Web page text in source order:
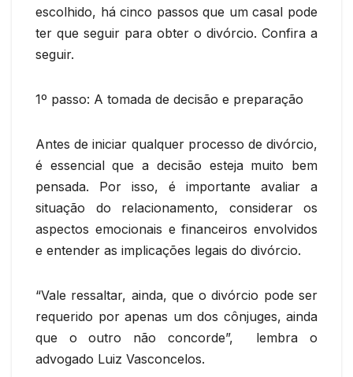
escolhido, há cinco passos que um casal pode
ter que seguir para obter o divórcio. Confira a
seguir.
1º passo: A tomada de decisão e preparação
Antes de iniciar qualquer processo de divórcio,
é essencial que a decisão esteja muito bem
pensada. Por isso, é importante avaliar a
situação do relacionamento, considerar os
aspectos emocionais e financeiros envolvidos
e entender as implicações legais do divórcio.
“Vale ressaltar, ainda, que o divórcio pode ser
requerido por apenas um dos cônjuges, ainda
que o outro não concorde”, lembra o
advogado Luiz Vasconcelos.